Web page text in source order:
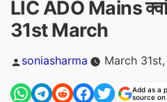
LIC ADO Mains
31st March
Posted
soniasharma March
Add as a
source on